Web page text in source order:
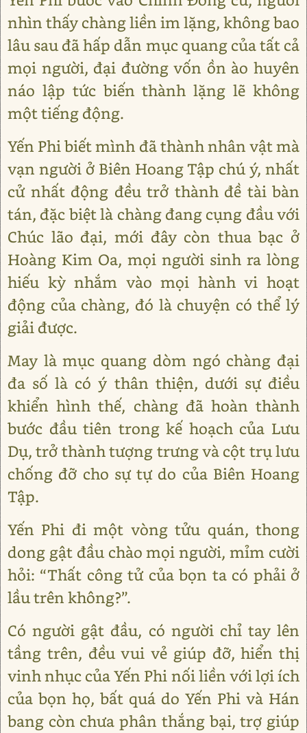
nhìn thấy chàng liền im lặng, không bao
lâu sau đã hấp dẫn mục quang của tất cả
mọi người, đại đường vốn ồn ào huyên
náo lập tức biến thành lặng lẽ không
một tiếng động.
Yến Phi biết mình đã thành nhân vật mà
vạn người ở Biên Hoang Tập chú ý, nhất
cử nhất động đều trở thành đề tài bàn
tán, đặc biệt là chàng đang cụng đầu với
Chúc lão đại, mới đây còn thua bạc ở
Hoàng Kim Oa, mọi người sinh ra lòng
hiếu kỳ nhắm vào mọi hành vi hoạt
động của chàng, đó là chuyện có thể lý
giải được.
May là mục quang dòm ngó chàng đại
đa số là có ý thân thiện, dưới sự điều
khiển hình thế, chàng đã hoàn thành
bước đầu tiên trong kế hoạch của Lưu
Dụ, trở thành tượng trưng và cột trụ lưu
chống đỡ cho sự tự do của Biên Hoang
Tập.
Yến Phi đi một vòng tửu quán, thong
dong gật đầu chào mọi người, mỉm cười
hỏi: “Thất công tử của bọn ta có phải ở
lầu trên không?”.
Có người gật đầu, có người chỉ tay lên
tầng trên, đều vui vẻ giúp đỡ, hiển thị
vinh nhục của Yến Phi nối liền với lợi ích
của bọn họ, bất quá do Yến Phi và Hán
bang còn chưa phân thắng bại, trợ giúp